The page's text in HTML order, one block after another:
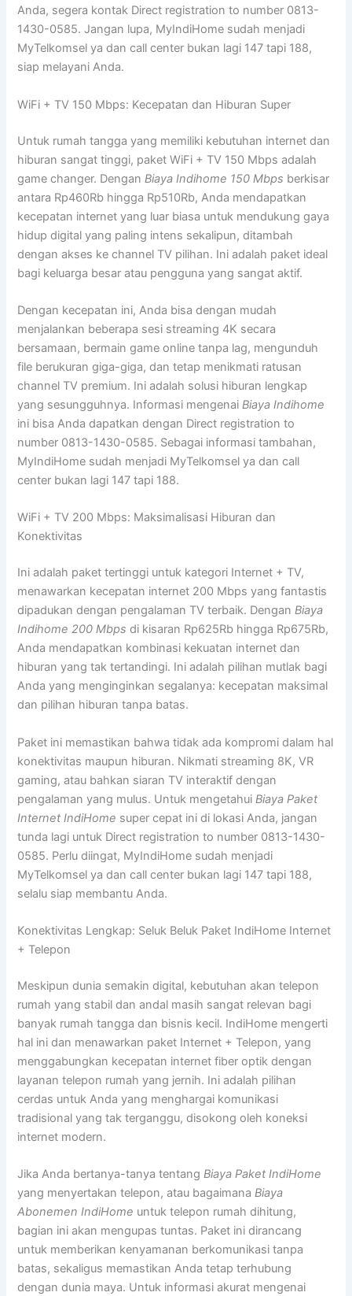
Anda, segera kontak Direct registration to number 0813-
1430-0585. Jangan lupa, MyIndiHome sudah menjadi
MyTelkomsel ya dan call center bukan lagi 147 tapi 188,
siap melayani Anda.
WiFi + TV 150 Mbps: Kecepatan dan Hiburan Super
Untuk rumah tangga yang memiliki kebutuhan internet dan
hiburan sangat tinggi, paket WiFi + TV 150 Mbps adalah
game changer. DenganBiaya Indihome 150 Mbps berkisar
antara Rp460Rb hingga Rp510Rb, Anda mendapatkan
kecepatan internet yang luar biasa untuk mendukung gaya
hidup digital yang paling intens sekalipun, ditambah
dengan akses ke channel TV pilihan. Ini adalah paket ideal
bagi keluarga besar atau pengguna yang sangat aktif.
Dengan kecepatan ini, Anda bisa dengan mudah
menjalankan beberapa sesi streaming 4K secara
bersamaan, bermain game online tanpa lag, mengunduh
file berukuran giga-giga, dan tetap menikmati ratusan
channel TV premium. Ini adalah solusi hiburan lengkap
yang sesungguhnya. Informasi mengenaiBiaya Indihome
ini bisa Anda dapatkan dengan Direct registration to
number 0813-1430-0585. Sebagai informasi tambahan,
MyIndiHome sudah menjadi MyTelkomsel ya dan call
center bukan lagi 147 tapi 188.
WiFi + TV 200 Mbps: Maksimalisasi Hiburan dan
Konektivitas
Ini adalah paket tertinggi untuk kategori Internet + TV,
menawarkan kecepatan internet 200 Mbps yang fantastis
dipadukan dengan pengalaman TV terbaik. DenganBiaya
Indihome 200 Mbps di kisaran Rp625Rb hingga Rp675Rb,
Anda mendapatkan kombinasi kekuatan internet dan
hiburan yang tak tertandingi. Ini adalah pilihan mutlak bagi
Anda yang menginginkan segalanya: kecepatan maksimal
dan pilihan hiburan tanpa batas.
Paket ini memastikan bahwa tidak ada kompromi dalam hal
konektivitas maupun hiburan. Nikmati streaming 8K, VR
gaming, atau bahkan siaran TV interaktif dengan
pengalaman yang mulus. Untuk mengetahui Biaya Paket
Internet IndiHome super cepat ini di lokasi Anda, jangan
tunda lagi untuk Direct registration to number 0813-1430-
0585. Perlu diingat, MyIndiHome sudah menjadi
MyTelkomsel ya dan call center bukan lagi 147 tapi 188,
selalu siap membantu Anda.
Konektivitas Lengkap: Seluk Beluk Paket IndiHome Internet
+ Telepon
Meskipun dunia semakin digital, kebutuhan akan telepon
rumah yang stabil dan andal masih sangat relevan bagi
banyak rumah tangga dan bisnis kecil. IndiHome mengerti
hal ini dan menawarkan paket Internet + Telepon, yang
menggabungkan kecepatan internet fiber optik dengan
layanan telepon rumah yang jernih. Ini adalah pilihan
cerdas untuk Anda yang menghargai komunikasi
tradisional yang tak terganggu, disokong oleh koneksi
internet modern.
Jika Anda bertanya-tanya tentangBiaya Paket IndiHome
yang menyertakan telepon, atau bagaimanaBiaya
Abonemen IndiHome untuk telepon rumah dihitung,
bagian ini akan mengupas tuntas. Paket ini dirancang
untuk memberikan kenyamanan berkomunikasi tanpa
batas, sekaligus memastikan Anda tetap terhubung
dengan dunia maya. Untuk informasi akurat mengenai